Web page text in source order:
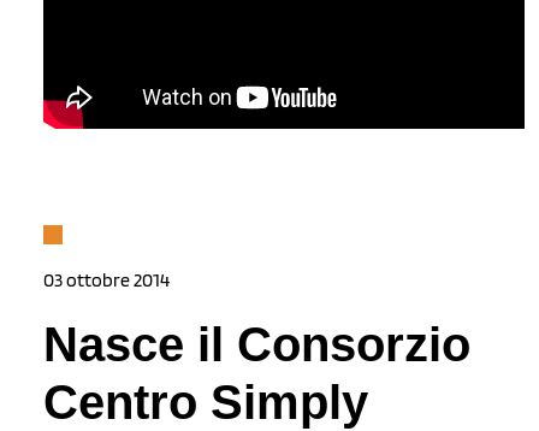
03 ottobre 2014
Nasce il Consorzio
Centro Simply